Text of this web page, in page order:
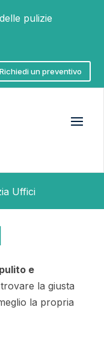
pulizie
Richiedi un preventivo
Uffici
e
la giusta
la propria